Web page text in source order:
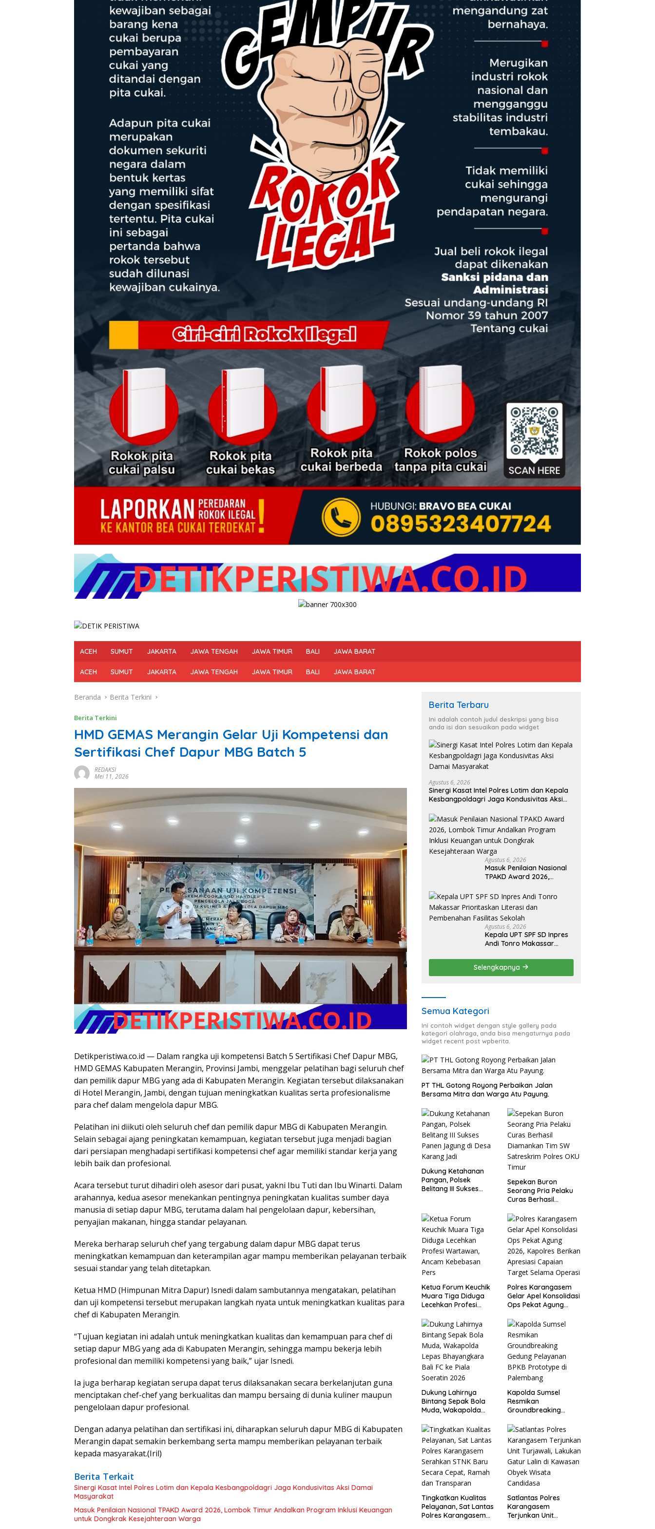
ACEH SUMUT JAKARTA JAWA TENGAH JAWA TIMUR BALI JAWA BARAT
ACEH SUMUT JAKARTA JAWA TENGAH JAWA TIMUR BALI JAWA BARAT
Beranda Berita Terkini
Berita Terkini
HMD GEMAS Merangin Gelar Uji Kompetensi dan
Sertifikasi Chef Dapur MBG Batch 5
REDAKSI
Mei 11, 2026
Detikperistiwa.co.id — Dalam rangka uji kompetensi Batch 5 Sertifikasi Chef Dapur MBG,
HMD GEMAS Kabupaten Merangin, Provinsi Jambi, menggelar pelatihan bagi seluruh chef
dan pemilik dapur MBG yang ada di Kabupaten Merangin. Kegiatan tersebut dilaksanakan
di Hotel Merangin, Jambi, dengan tujuan meningkatkan kualitas serta profesionalisme
para chef dalam mengelola dapur MBG.
Pelatihan ini diikuti oleh seluruh chef dan pemilik dapur MBG di Kabupaten Merangin.
Selain sebagai ajang peningkatan kemampuan, kegiatan tersebut juga menjadi bagian
dari persiapan menghadapi sertifikasi kompetensi chef agar memiliki standar kerja yang
lebih baik dan profesional.
Acara tersebut turut dihadiri oleh asesor dari pusat, yakni Ibu Tuti dan Ibu Winarti. Dalam
arahannya, kedua asesor menekankan pentingnya peningkatan kualitas sumber daya
manusia di setiap dapur MBG, terutama dalam hal pengelolaan dapur, kebersihan,
penyajian makanan, hingga standar pelayanan.
Mereka berharap seluruh chef yang tergabung dalam dapur MBG dapat terus
meningkatkan kemampuan dan keterampilan agar mampu memberikan pelayanan terbaik
sesuai standar yang telah ditetapkan.
Ketua HMD (Himpunan Mitra Dapur) Isnedi dalam sambutannya mengatakan, pelatihan
dan uji kompetensi tersebut merupakan langkah nyata untuk meningkatkan kualitas para
chef di Kabupaten Merangin.
“Tujuan kegiatan ini adalah untuk meningkatkan kualitas dan kemampuan para chef di
setiap dapur MBG yang ada di Kabupaten Merangin, sehingga mampu bekerja lebih
profesional dan memiliki kompetensi yang baik,” ujar Isnedi.
Ia juga berharap kegiatan serupa dapat terus dilaksanakan secara berkelanjutan guna
menciptakan chef-chef yang berkualitas dan mampu bersaing di dunia kuliner maupun
pengelolaan dapur profesional.
Dengan adanya pelatihan dan sertifikasi ini, diharapkan seluruh dapur MBG di Kabupaten
Merangin dapat semakin berkembang serta mampu memberikan pelayanan terbaik
kepada masyarakat.(Iril)
Berita Terkait
Sinergi Kasat Intel Polres Lotim dan Kepala Kesbangpoldagri Jaga Kondusivitas Aksi Damai
Masyarakat
Masuk Penilaian Nasional TPAKD Award 2026, Lombok Timur Andalkan Program Inklusi Keuangan
untuk Dongkrak Kesejahteraan Warga
Berita Terbaru
Ini adalah contoh judul deskripsi yang bisa
anda isi dan sesuaikan pada widget
Agustus 6, 2026
Sinergi Kasat Intel Polres Lotim dan Kepala
Kesbangpoldagri Jaga Kondusivitas Aksi
Agustus 6, 2026
Masuk Penilaian Nasional
TPAKD Award 2026,
Program Inklusi Keuangan
untuk Dongkrak
Kesejahteraan Warga
Agustus 6, 2026
Kepala UPT SPF SD Inpres
Andi Tonro Makassar
Pembenahan Fasilitas
Sekolah
Selengkapnya
Semua Kategori
Ini contoh widget dengan style gallery pada
kategori olahraga, anda bisa mengaturnya pada
widget recent post wpberita.
PT THL Gotong Royong Perbaikan Jalan
Bersama Mitra dan Warga Atu Payung.
Dukung Ketahanan
Pangan, Polsek
Belitang III Sukses
Sepekan Buron
Seorang Pria Pelaku
Curas Berhasil
Satreskrim Polres OKU
Timur
Ketua Forum Keuchik
Muara Tiga Diduga
Lecehkan Profesi
Kebebasan Pers
Polres Karangasem
Gelar Apel Konsolidasi
Ops Pekat Agung
Berikan Apresiasi
Capaian Target
Selama Operasi
Dukung Lahirnya
Bintang Sepak Bola
Muda, Wakapolda
Bali FC ke Piala
Soeratin 2026
Kapolda Sumsel
Resmikan
Groundbreaking
BPKB Prototype di
Palembang
Tingkatkan Kualitas
Pelayanan, Sat Lantas
Polres Karangasem
Satlantas Polres
Karangasem
Terjunkan Unit